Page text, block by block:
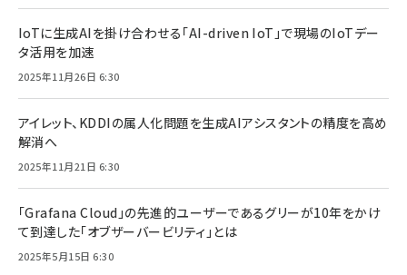
IoTに生成AIを掛け合わせる「AI-driven IoT」で現場のIoTデー
タ活用を加速
2025年11月26日 6:30
アイレット、KDDIの属人化問題を生成AIアシスタントの精度を高め
解消へ
2025年11月21日 6:30
「Grafana Cloud」の先進的ユーザーであるグリーが10年をかけ
て到達した「オブザーバービリティ」とは
2025年5月15日 6:30